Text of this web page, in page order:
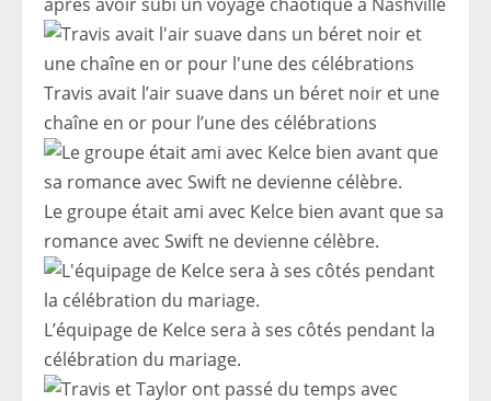
Travis avait l’air suave dans un béret noir et une
chaîne en or pour l’une des célébrations
Le groupe était ami avec Kelce bien avant que sa
romance avec Swift ne devienne célèbre.
L’équipage de Kelce sera à ses côtés pendant la
célébration du mariage.